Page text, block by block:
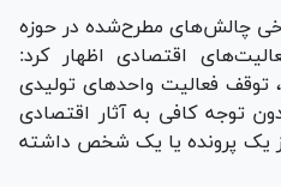
چالش‌های مطرح‌شده در حوزه
اقتصادی اظهار کرد:
توقف فعالیت واحد‌های تولیدی
توجه کافی به آثار اقتصادی
از یک پرونده یا یک شخص داشته